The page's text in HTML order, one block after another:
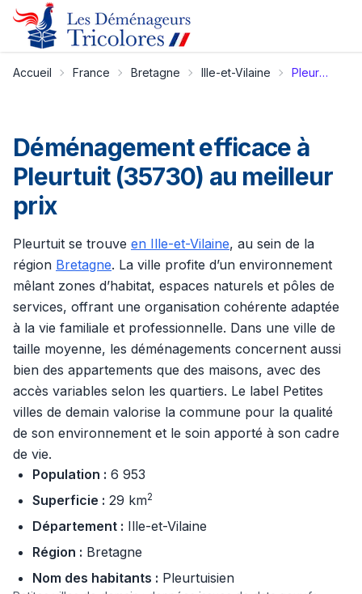
Accueil France Bretagne Ille-et-Vilaine Pleurtuit
Déménagement efficace à
Pleurtuit (35730) au meilleur
prix
Pleurtuit se trouve en Ille-et-Vilaine, au sein de la
région Bretagne. La ville profite d’un environnement
mêlant zones d’habitat, espaces naturels et pôles de
services, offrant une organisation cohérente adaptée
à la vie familiale et professionnelle. Dans une ville de
taille moyenne, les déménagements concernent aussi
bien des appartements que des maisons, avec des
accès variables selon les quartiers. Le label Petites
villes de demain valorise la commune pour la qualité
de son environnement et le soin apporté à son cadre
de vie.
Population : 6 953
Superficie : 29 km2
Département : Ille-et-Vilaine
Région : Bretagne
Nom des habitants : Pleurtuisien